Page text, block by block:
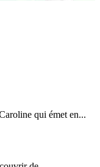
qui émet en...